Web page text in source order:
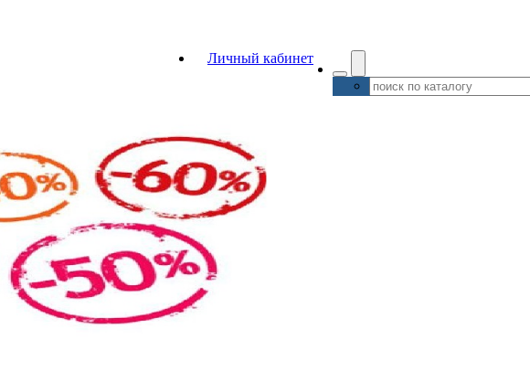
Личный кабинет